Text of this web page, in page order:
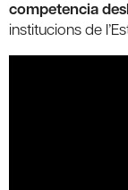
competencia
institucions de